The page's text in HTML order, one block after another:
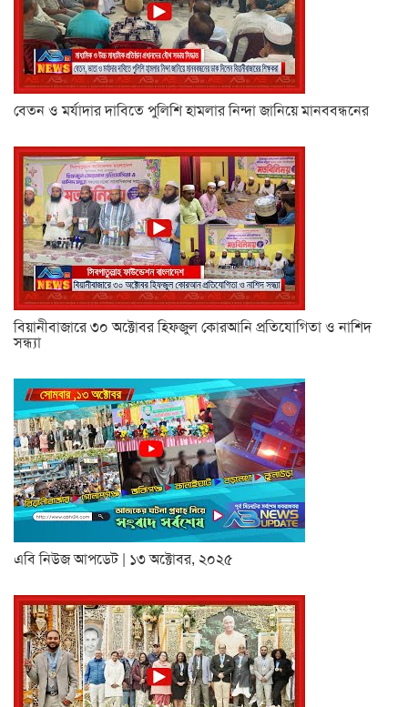
বেতন ও মর্যাদার দাবিতে পুলিশি হামলার নিন্দা জানিয়ে মানববন্ধনের
বিয়ানীবাজারে ৩০ অক্টোবর হিফজুল কোরআনি প্রতিযোগিতা ও নাশিদ
সন্ধ্যা
এবি নিউজ আপডেট | ১৩ অক্টোবর, ২০২৫